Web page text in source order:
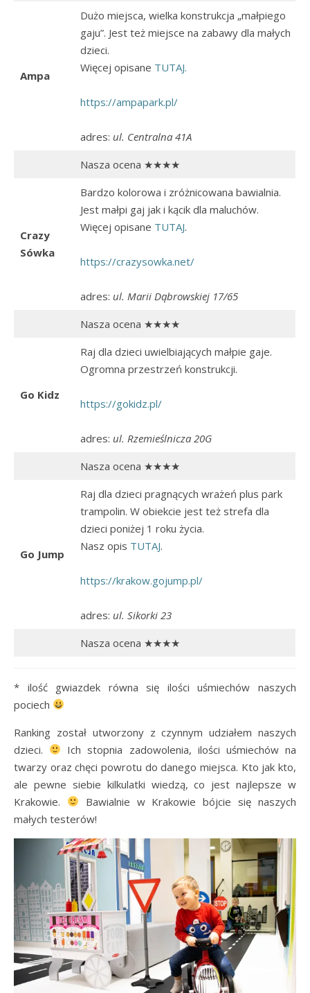
Ampa
Dużo miejsca, wielka konstrukcja „małpiego
gaju”. Jest też miejsce na zabawy dla małych
dzieci.
Więcej opisane TUTAJ.
https://ampapark.pl/
adres: ul. Centralna 41A
Nasza ocena ★★★★
Crazy
Sówka
Bardzo kolorowa i zróżnicowana bawialnia.
Jest małpi gaj jak i kącik dla maluchów.
Więcej opisane TUTAJ.
https://crazysowka.net/
adres: ul. Marii Dąbrowskiej 17/65
Nasza ocena ★★★★
Go Kidz
Raj dla dzieci uwielbiających małpie gaje.
Ogromna przestrzeń konstrukcji.
https://gokidz.pl/
adres: ul. Rzemieślnicza 20G
Nasza ocena ★★★★
Go Jump
Raj dla dzieci pragnących wrażeń plus park
trampolin. W obiekcie jest też strefa dla
dzieci poniżej 1 roku życia.
Nasz opis TUTAJ.
https://krakow.gojump.pl/
adres: ul. Sikorki 23
Nasza ocena ★★★★
* ilość gwiazdek równa się ilości uśmiechów naszych
pociech
Ranking został utworzony z czynnym udziałem naszych
dzieci.
Ich stopnia zadowolenia, ilości uśmiechów na
twarzy oraz chęci powrotu do danego miejsca. Kto jak kto,
ale pewne siebie kilkulatki wiedzą, co jest najlepsze w
Krakowie.
Bawialnie w Krakowie bójcie się naszych
małych testerów!